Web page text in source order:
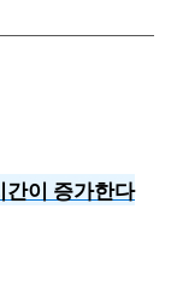
간이 증가한다